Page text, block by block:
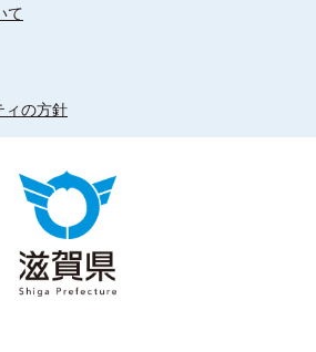
て
ィの方針